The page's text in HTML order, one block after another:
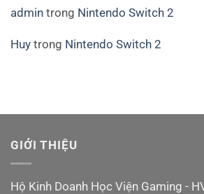
admin trong Nintendo Switch 2
Huy trong Nintendo Switch 2
GIỚI THIỆU
Hộ Kinh Doanh Học Viện Gaming -